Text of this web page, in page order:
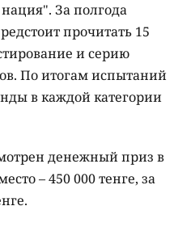
За полгода
прочитать 15
и серию
По итогам испытаний
в каждой категории
денежный приз в
– 450 000 тенге, за